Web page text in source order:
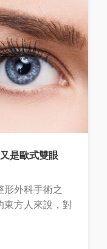
是歐式雙眼
形外科手術之
東方人來說，對